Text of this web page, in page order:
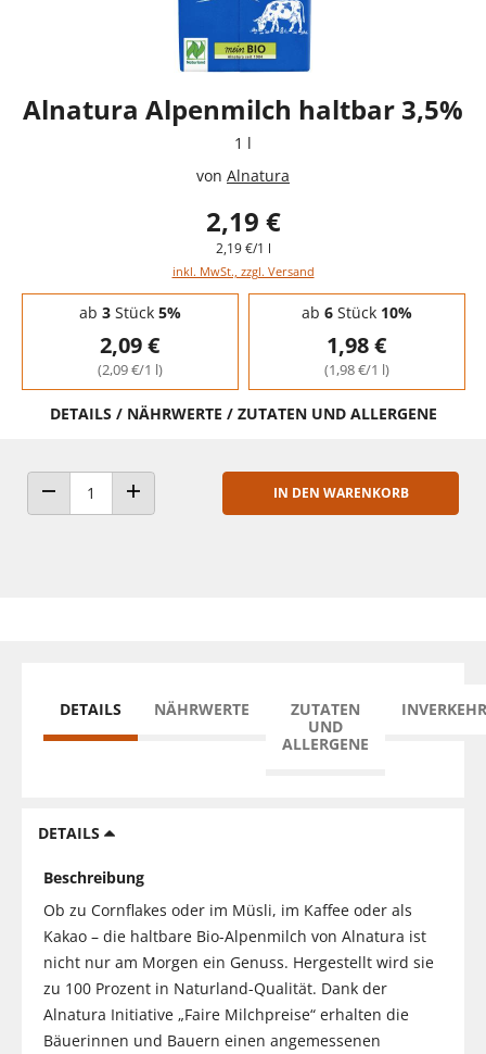
Alnatura Alpenmilch haltbar 3,5%
1 l
von Alnatura
2,19 €
2,19 €/1 l
inkl. MwSt., zzgl. Versand
Staffelpreise - Mengenrabatt
ab 3Stück 5%
2,09 €
(2,09 €/1 l)
ab 6Stück 10%
1,98 €
(1,98 €/1 l)
DETAILS / NÄHRWERTE / ZUTATEN UND ALLERGENE
ANZAHL VERRINGERNANZAHL ERHÖHEN
IN DEN WARENKORB
DETAILS NÄHRWERTE
ZUTATEN
UND
ALLERGENE
DETAILS
Beschreibung
Ob zu Cornflakes oder im Müsli, im Kaffee oder als
Kakao – die haltbare Bio-Alpenmilch von Alnatura ist
nicht nur am Morgen ein Genuss. Hergestellt wird sie
zu 100 Prozent in Naturland-Qualität. Dank der
Alnatura Initiative „Faire Milchpreise“ erhalten die
Bäuerinnen und Bauern einen angemessenen